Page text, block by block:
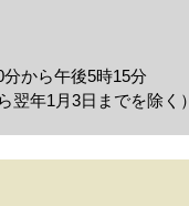
から午後5時15分
翌年1月3日までを除く）